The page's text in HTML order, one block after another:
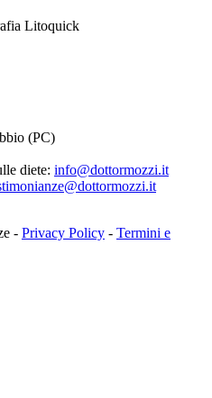
Litoquick
(PC)
diete: info@dottormozzi.it
- Privacy Policy - Termini e